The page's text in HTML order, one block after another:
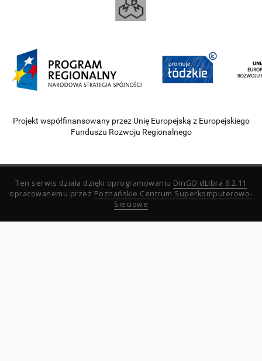
Projekt współfinansowany przez Unię Europejską z Europejskiego
Funduszu Rozwoju Regionalnego
Ten serwis działa dzięki oprogramowaniu DInGO dLibra 6.2.11
opracowanemu przez Poznańskie Centrum Superkomputerowo-
Sieciowe